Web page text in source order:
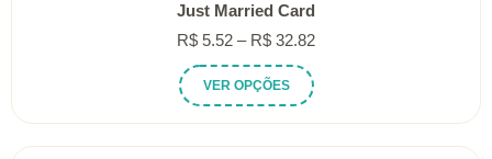
Just Married Card
R$ 5.52 – R$ 32.82Faixa
através
VER OPÇÕES
produto
tem
várias